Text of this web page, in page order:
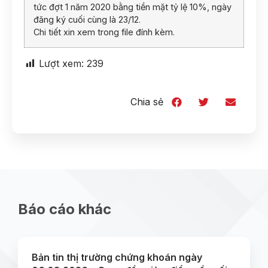
tức đợt 1 năm 2020 bằng tiền mặt tỷ lệ 10%, ngày
đăng ký cuối cùng là 23/12.
Chi tiết xin xem trong file đính kèm.
Lượt xem: 239
Chia sẻ
Báo cáo khác
Bản tin thị trường chứng khoán ngày